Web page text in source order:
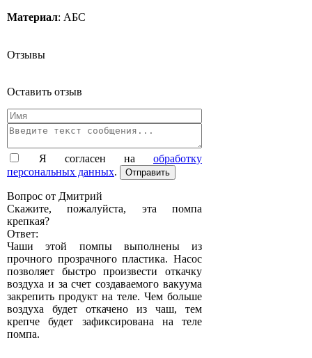
Материал: АБС
Отзывы
Оставить отзыв
Я согласен на обработку
персональных данных.
Вопрос от Дмитрий
Скажите, пожалуйста, эта помпа
крепкая?
Ответ:
Чаши этой помпы выполнены из
прочного прозрачного пластика. Насос
позволяет быстро произвести откачку
воздуха и за счет создаваемого вакуума
закрепить продукт на теле. Чем больше
воздуха будет откачено из чаш, тем
крепче будет зафиксирована на теле
помпа.